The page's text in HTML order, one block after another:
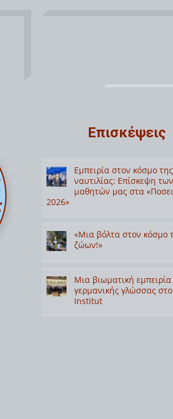
Επισκέψεις
Εμπειρία στον κόσμο της
ναυτιλίας: Επίσκεψη των
μαθητών μας στα
2026»
«Μια βόλτα στον κόσμο
ζώων!»
Μια βιωματική εμπειρία
γερμανικής γλώσσας
Institut